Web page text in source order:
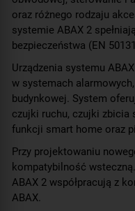
oraz różnego rodzaju
systemie ABAX 2
bezpieczeństwa (EN
Urządzenia systemu
w systemach
budynkowej. System
czujki ruchu, czujki zbicia
funkcji smart home oraz
Przy projektowaniu
kompatybilność
ABAX 2 współpracują z
ABAX.